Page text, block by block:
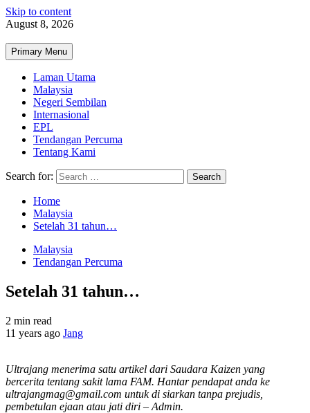
Skip to content
August 8, 2026
Primary Menu
Laman Utama
Malaysia
Negeri Sembilan
Internasional
EPL
Tendangan Percuma
Tentang Kami
Search for:
Home
Malaysia
Setelah 31 tahun…
Malaysia
Tendangan Percuma
Setelah 31 tahun…
2 min read
11 years ago Jang
Ultrajang menerima satu artikel dari Saudara Kaizen yang
bercerita tentang sakit lama FAM. Hantar pendapat anda ke
ultrajangmag@gmail.com untuk di siarkan tanpa prejudis,
pembetulan ejaan atau jati diri – Admin.